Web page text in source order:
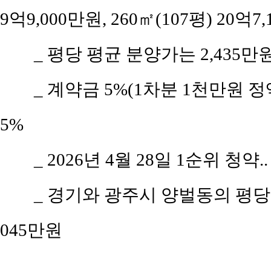
9억9,000만원, 260㎡(107평) 20억
_ 평당 평균 분양가는 2,435
_ 계약금 5%(1차분 1천만원
5%
_ 2026년 4월 28일 1순위 청
_ 경기와 광주시 양벌동의 평
045만원